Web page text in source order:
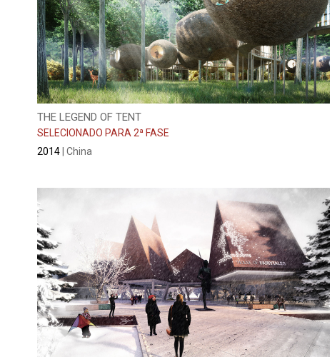
THE LEGEND OF TENT
SELECIONADO PARA 2ª FASE
2014 | China